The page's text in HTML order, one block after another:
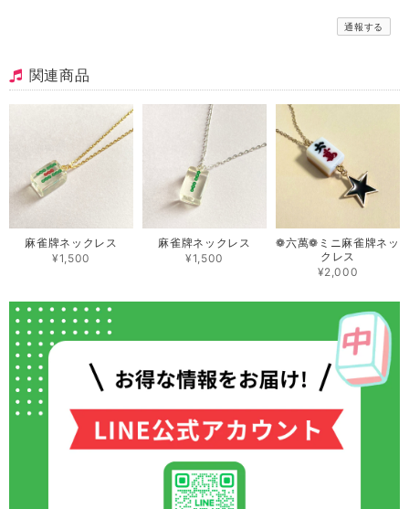
通報する
関連商品
麻雀牌ネックレス
¥1,500
麻雀牌ネックレス
¥1,500
❁ 六萬❁ ミニ麻雀牌ネッ
クレス
¥2,000